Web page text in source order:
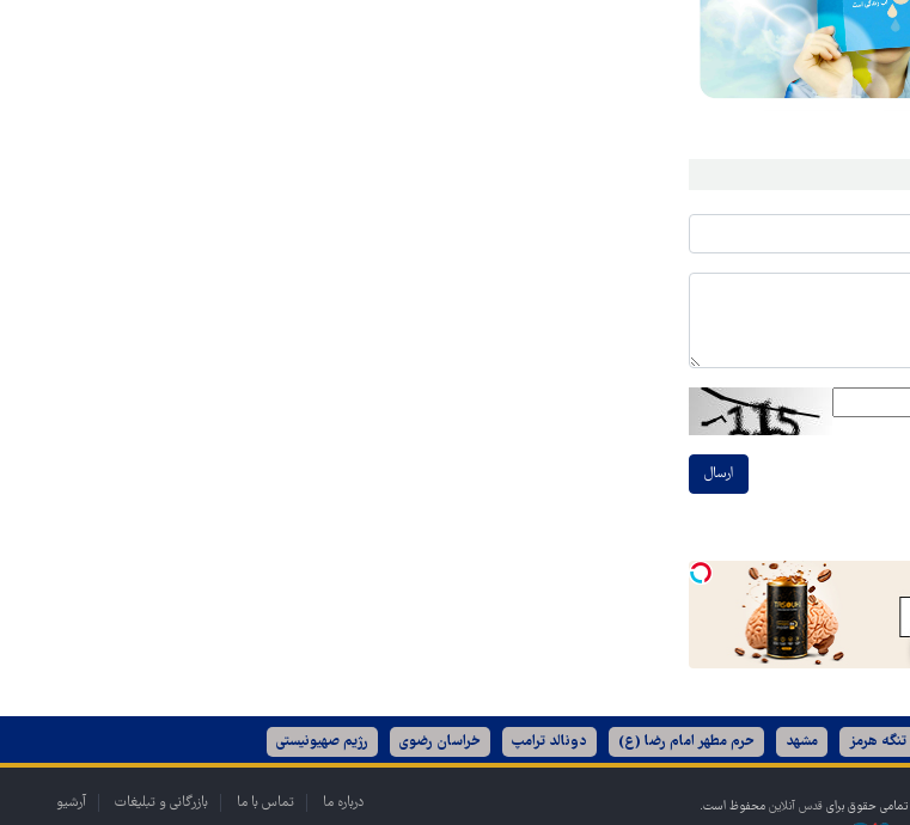
ارسال
تنگه هرمز مشهد حرم مطهر امام رضا (ع) دونالد ترامپ خراسان رضوی رژیم صهیونیستی
تمامی حقوق برای قدس آنلاین محفوظ است.
درباره ما تماس با ما بازرگانی و تبلیغات آرشیو